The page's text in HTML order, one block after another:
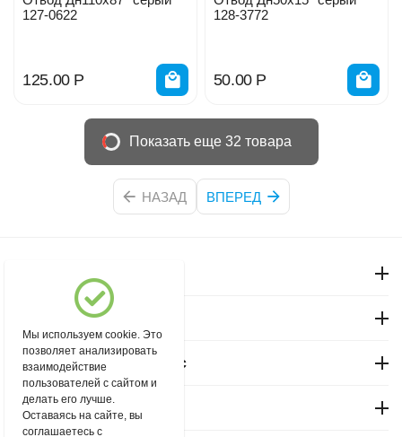
127-0622
125.00 Р
128-3772
50.00 Р
Показать еще 32 товара
НАЗАД ВПЕРЕД
Магазин "Северный"
Покупательский сервис
Контакты
Мы используем cookie. Это
позволяет анализировать
взаимодействие
пользователей с сайтом и
делать его лучше.
Оставаясь на сайте, вы
соглашаетесь с